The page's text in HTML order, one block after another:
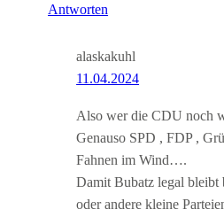
Antworten
alaskakuhl
11.04.2024
Also wer die CDU noch
Genauso SPD , FDP ,
Fahnen im Wind….
Damit Bubatz legal
oder andere kleine